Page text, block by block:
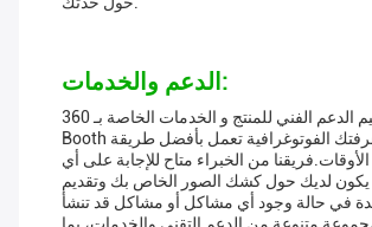
الدعم والخدمات:
تم تصميم الدعم الفني للمنتج و الخدمات الخاصة بـ 360 Photo
Booth لضمان أن غرفتك الفوتوغرافية تعمل بأفضل طريقة
من الخبراء متاح للإجابة على أي
يكون لديك حول كشك الصور الخاص بك وتقديم